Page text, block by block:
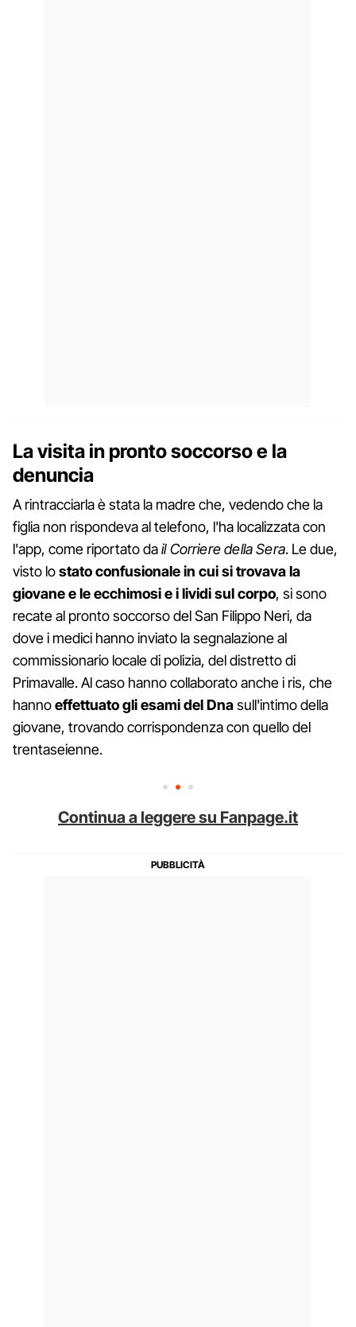
La visita in pronto soccorso e la
denuncia
A rintracciarla è stata la madre che, vedendo che la
figlia non rispondeva al telefono, l'ha localizzata con
l'app, come riportato dail Corriere della Sera. Le due,
visto lostato confusionale in cui si trovava la
giovane e le ecchimosi e i lividi sul corpo, si sono
recate al pronto soccorso del San Filippo Neri, da
dove i medici hanno inviato la segnalazione al
commissionario locale di polizia, del distretto di
Primavalle. Al caso hanno collaborato anche i ris, che
hannoeffettuato gli esami del Dnasull'intimo della
giovane, trovando corrispondenza con quello del
trentaseienne.
Continua a leggere su Fanpage.it